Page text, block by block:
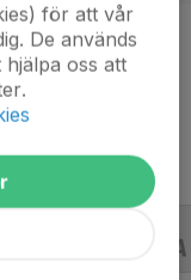
för att vår
De används
oss att